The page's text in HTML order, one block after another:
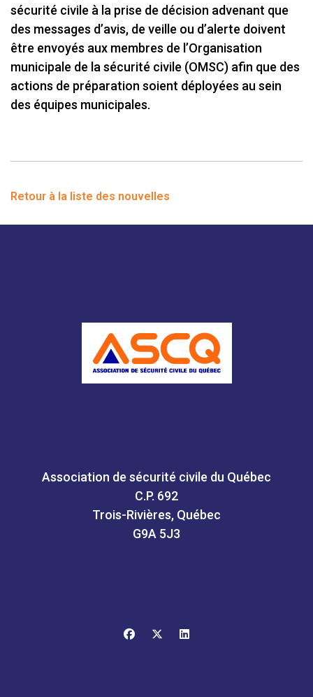
sécurité civile à la prise de décision advenant que
des messages d’avis, de veille ou d’alerte doivent
être envoyés aux membres de l’Organisation
municipale de la sécurité civile (OMSC) afin que des
actions de préparation soient déployées au sein
des équipes municipales.
Retour à la liste des nouvelles
Association de sécurité civile du Québec
C.P. 692
Trois-Rivières, Québec
G9A 5J3
facebookx-twitterlinkedin